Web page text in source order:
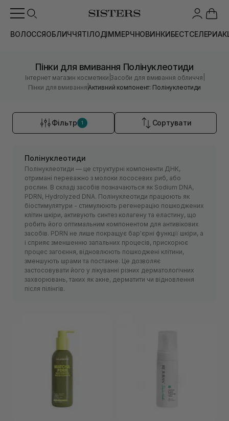
ВОЛОССЯОБЛИЧЧЯТІЛОДІММЕРЧНОВИНКИБЕСТСЕЛЕРИ
Пінки для вмивання Полінуклеотиди
Інтернет магазин косметики Засоби для вмивання обличчя
Пінки для вмивання |Активний компонент: Полінуклеотиди
Фільтр 1 Сортувати
Полінуклеотиди
Полінуклеотиди — це структурні компоненти ДНК,
отримані переважно з молоки лососевих риб, або
рослин. В складі засобів позначаються як Sodium DNA,
PDRN, Hydrolyzed DNA. Полінуклеотиди працюють як
біостимулятури - стимулюють регенерацію пошкоджених
клітин шкіри, активують синтез колагену та еластину, що
робить його оптимальним компонентом для антивікових
засобів. PDRN не лише покращує бар'єрні функції шкіри, а
і сприяє зменшенню запальних процесів, прискорює
процес загоєння, відновлюють пошкоджені клітини,
зменшують шрами та постакне. Це дозволяє
застосовувати його у лікуванні різних дерматологічних
захворювань, таких як акне, дерматити чи відновлення
після пілінгів.